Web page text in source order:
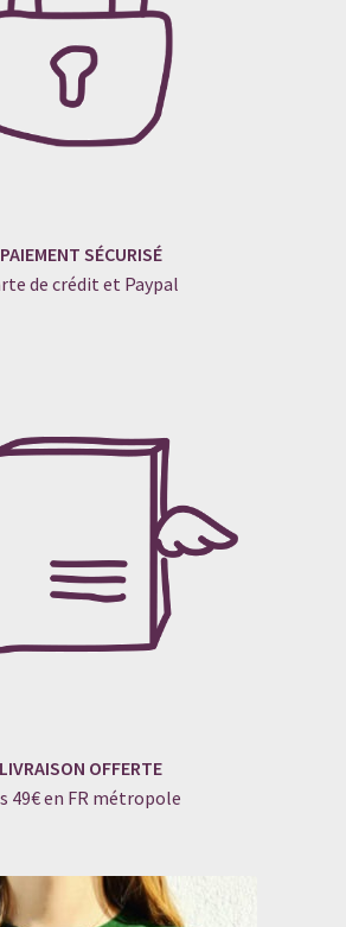
PAIEMENT SÉCURISÉ
de crédit et Paypal
LIVRAISON OFFERTE
49€ en FR métropole